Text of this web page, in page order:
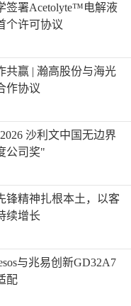
签署Acetolyte™电解液
个许可协议
共赢 | 瀚高股份与海光
作协议
沙利文中国无边界
公司奖"
锋精神扎根本土，以客
续增长
与兆易创新GD32A7
配